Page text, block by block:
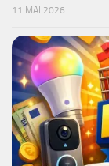
11 MAI 2026